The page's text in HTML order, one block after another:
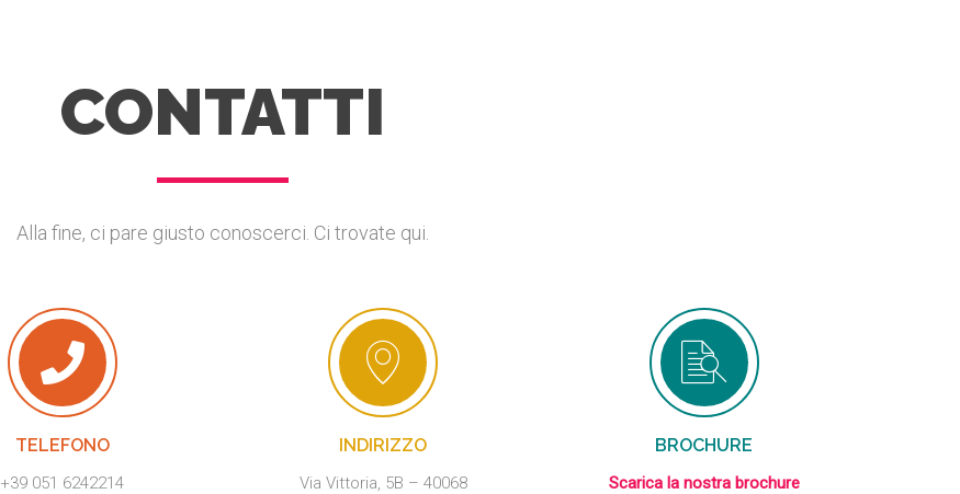
CONTATTI
Alla fine, ci pare giusto conoscerci. Ci trovate qui.
TELEFONO
+39 051 6242214
INDIRIZZO
Via Vittoria, 5B – 40068
BROCHURE
Scarica la nostra brochure